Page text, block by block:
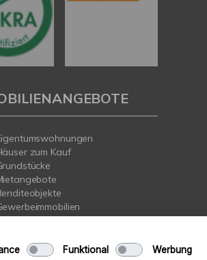
zum Kauf
Funktional Werbung